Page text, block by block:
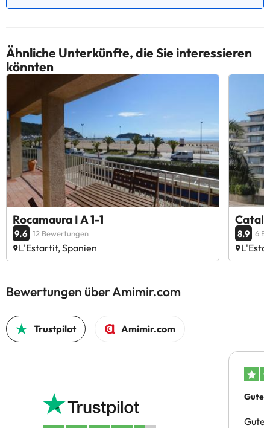
Ähnliche Unterkünfte, die Sie interessieren
könnten
Rocamaura I A 1-1
9.6 12 Bewertungen
L'Estartit, Spanien
8.9 6
Bewertungen über Amimir.com
Trustpilot Amimir.com
Gutes
Gute